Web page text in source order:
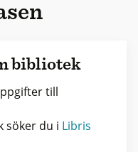
bibliotek
till
söker du i Libris